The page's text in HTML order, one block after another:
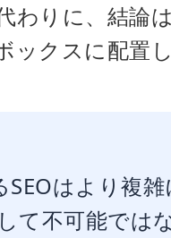
わりに、結論
ックスに配置し
SEOはより複
て不可能では